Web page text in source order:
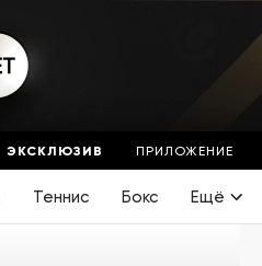
ЭКСКЛЮЗИВ ПРИЛОЖЕНИЕ
Теннис Бокс Ещё